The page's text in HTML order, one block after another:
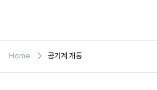
content
Home 공기계 개통